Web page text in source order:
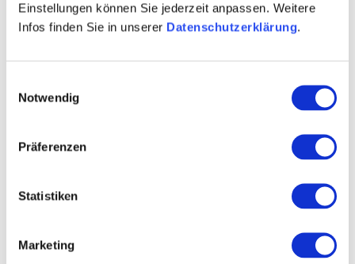
Einstellungen können Sie jederzeit anpassen. Weitere
Infos finden Sie in unserer Datenschutzerklärung.
Notwendig
Präferenzen
Statistiken
MarketingBeratungsunterlagen zur Vorstandssitzung am